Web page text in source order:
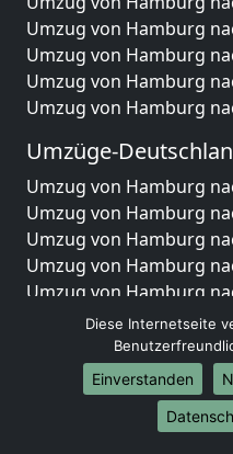
Umzug von Hamburg
Umzug von Hamburg
Umzug von Hamburg
Umzug von Hamburg
Umzüge-
Umzug von Hamburg
Umzug von Hamburg
Umzug von Hamburg
Umzug von Hamburg
Umzug von Hamburg
Umzug von Hamburg
Umzug von Hamburg
Umzug von Hamburg
Umzug von Hamburg
Umzug von Hamburg
Diese Internetseite
Einverstanden